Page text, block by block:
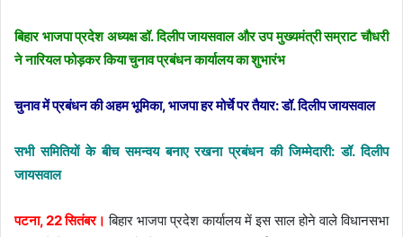
बिहार भाजपा प्रदेश अध्यक्ष डॉ. दिलीप जायसवाल और उप मुख्यमंत्री सम्राट चौधरी
ने नारियल फोड़कर किया चुनाव प्रबंधन कार्यालय का शुभारंभ
चुनाव में प्रबंधन की अहम भूमिका, भाजपा हर मोर्चे पर तैयार: डॉ. दिलीप जायसवाल
सभी समितियों के बीच समन्वय बनाए रखना प्रबंधन की जिम्मेदारी: डॉ. दिलीप
जायसवाल
पटना, 22 सितंबर। बिहार भाजपा प्रदेश कार्यालय में इस साल होने वाले विधानसभा